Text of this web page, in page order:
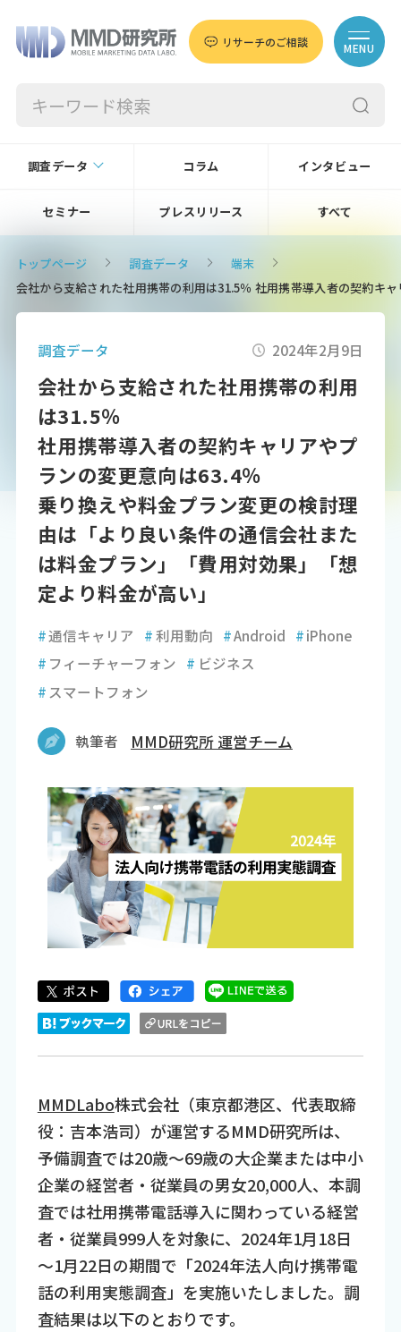
リサーチのご相談 MENU
調査データ コラム インタビュー
セミナー プレスリリース すべて
トップページ 調査データ
端末
会社から支給された社用携帯の利用は31.5％ 社用携帯導入者の契約キ
調査データ 2024年2月9日
会社から支給された社用携帯の利用
は31.5％
社用携帯導入者の契約キャリアやプ
ランの変更意向は63.4％
乗り換えや料金プラン変更の検討理
由は「より良い条件の通信会社また
は料金プラン」「費用対効果」「想
定より料金が高い」
#通信キャリア #利用動向 #Android #iPhone
# フィーチャーフォン # ビジネス
# スマートフォン
執筆者 MMD研究所 運営チーム
MMDLabo株式会社（東京都港区、代表取締
役：吉本浩司）が運営するMMD研究所は、
予備調査では20歳～69歳の大企業または中小
企業の経営者・従業員の男女20,000人、本調
査では社用携帯電話導入に関わっている経営
者・従業員999人を対象に、2024年1月18日
～1月22日の期間で「2024年法人向け携帯電
話の利用実態調査」を実施いたしました。調
査結果は以下のとおりです。